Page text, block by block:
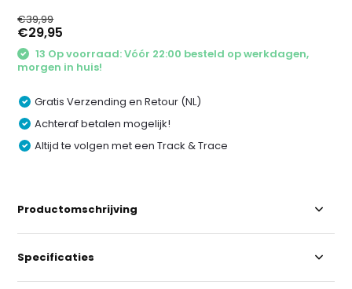
€39,99
€29,95
13 Op voorraad: Vóór 22:00 besteld op werkdagen,
morgen in huis!
Gratis Verzending en Retour (NL)
Achteraf betalen mogelijk!
Altijd te volgen met een Track & Trace
Productomschrijving
Specificaties